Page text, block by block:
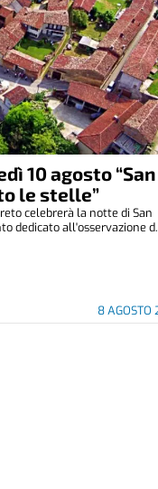
10 agosto “San
le stelle”
8
celebrerà la notte di San
dedicato all'osservazione